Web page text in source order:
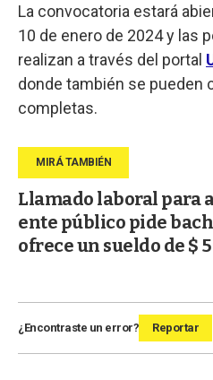
La convocatoria estará
10 de enero de 2024 y las
realizan a través del portal
donde también se pueden
completas.
Llamado laboral para
ente público pide
ofrece un sueldo de $
¿Encontraste un error? Reportar